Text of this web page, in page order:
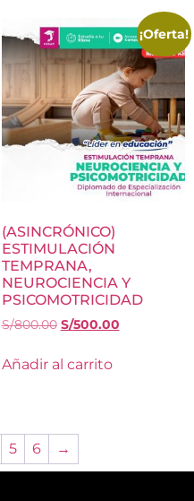
¡Oferta!
(ASINCRÓNICO)
ESTIMULACIÓN
TEMPRANA,
NEUROCIENCIA Y
PSICOMOTRICIDAD
S/800.00 S/500.00
Añadir al carrito
5 6 →